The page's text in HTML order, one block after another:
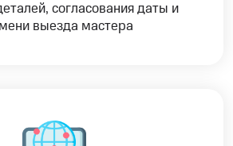
согласования даты и
выезда мастера